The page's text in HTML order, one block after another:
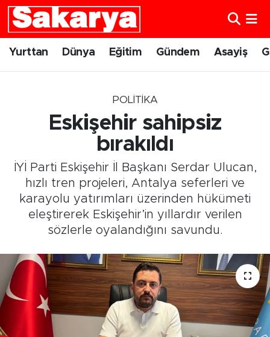
Yurttan Dünya Eğitim Gündem Asayiş
POLITIKA
Eskişehir sahipsiz
bırakıldı
İYİ Parti Eskişehir İl Başkanı Serdar Ulucan,
hızlı tren projeleri, Antalya seferleri ve
karayolu yatırımları üzerinden hükümeti
eleştirerek Eskişehir’in yıllardır verilen
sözlerle oyalandığını savundu.
Yurttan
Eskişehirspor
Spor
Sağlık
Kültür Sanat
Tarihçe
Resmi İlanlar
Eskişehir Nöbetçi Eczaneler
Eskişehir Trafik Yoğunluk Haritası
Süper Lig Puan Durumu ve Fikstür
Tüm Manşetler
Son Dakika Haberleri
Haber Arşivi